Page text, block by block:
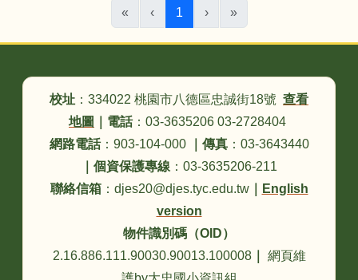
« ‹ 1 (目前頁次)
› »
校址 ：334022 桃園市八德區忠誠街18號 查看
地圖
電話：03-3635206 03-2728404
網路電話：903-104-000 傳真：03-3643440
個資保護專線 ：03-3635206-211
聯絡信箱：djes20@djes.tyc.edu.tw｜
English
version
物件識別碼（OID）
2.16.886.111.90030.90013.100008｜
網頁維